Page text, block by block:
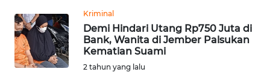
Kriminal
Demi Hindari Utang Rp750 Juta di
Bank, Wanita di Jember Palsukan
Kematian Suami
2 tahun yang lalu
WN
JABAR
WN
BANTEN